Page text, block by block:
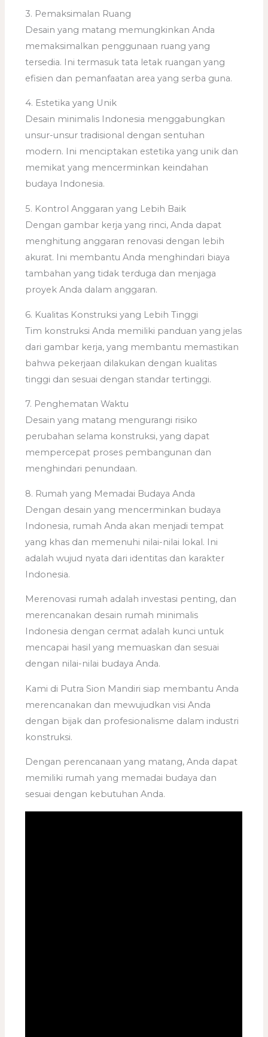
3. Pemaksimalan Ruang
Desain yang matang memungkinkan Anda
memaksimalkan penggunaan ruang yang
tersedia. Ini termasuk tata letak ruangan yang
efisien dan pemanfaatan area yang serba guna.
4. Estetika yang Unik
Desain minimalis Indonesia menggabungkan
unsur-unsur tradisional dengan sentuhan
modern. Ini menciptakan estetika yang unik dan
memikat yang mencerminkan keindahan
budaya Indonesia.
5. Kontrol Anggaran yang Lebih Baik
Dengan gambar kerja yang rinci, Anda dapat
menghitung anggaran renovasi dengan lebih
akurat. Ini membantu Anda menghindari biaya
tambahan yang tidak terduga dan menjaga
proyek Anda dalam anggaran.
6. Kualitas Konstruksi yang Lebih Tinggi
Tim konstruksi Anda memiliki panduan yang jelas
dari gambar kerja, yang membantu memastikan
bahwa pekerjaan dilakukan dengan kualitas
tinggi dan sesuai dengan standar tertinggi.
7. Penghematan Waktu
Desain yang matang mengurangi risiko
perubahan selama konstruksi, yang dapat
mempercepat proses pembangunan dan
menghindari penundaan.
8. Rumah yang Memadai Budaya Anda
Dengan desain yang mencerminkan budaya
Indonesia, rumah Anda akan menjadi tempat
yang khas dan memenuhi nilai-nilai lokal. Ini
adalah wujud nyata dari identitas dan karakter
Indonesia.
Merenovasi rumah adalah investasi penting, dan
merencanakan desain rumah minimalis
Indonesia dengan cermat adalah kunci untuk
mencapai hasil yang memuaskan dan sesuai
dengan nilai-nilai budaya Anda.
Kami di Putra Sion Mandiri siap membantu Anda
merencanakan dan mewujudkan visi Anda
dengan bijak dan profesionalisme dalam industri
konstruksi.
Dengan perencanaan yang matang, Anda dapat
memiliki rumah yang memadai budaya dan
sesuai dengan kebutuhan Anda.